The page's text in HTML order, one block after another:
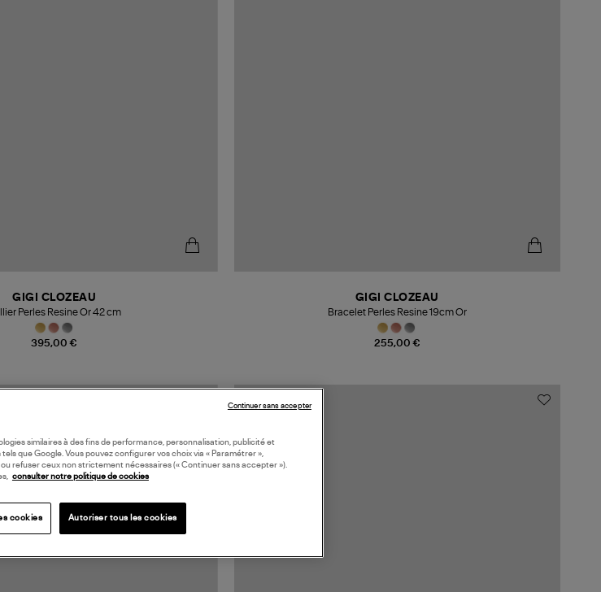
395,00 €
GIGI CLOZEAU
Perles Resine Or 42 cm
255,00 €
GIGI CLOZEAU
Bracelet Perles Resine 19cm Or
similaires à des fins de performance, personnalisation, publicité et
que Google. Vous pouvez configurer vos choix via « Paramétrer »,
ou refuser ceux non strictement nécessaires (« Continuer sans accepter »).
consulter notre politique de cookies
cookies Autoriser tous les cookies
Continuer sans accepter